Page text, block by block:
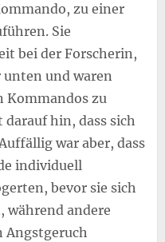
zu einer
Sie
bei der Forscherin,
und waren
Kommandos zu
hin, dass sich
war aber, dass
individuell
bevor sie sich
während andere
Angstgeruch